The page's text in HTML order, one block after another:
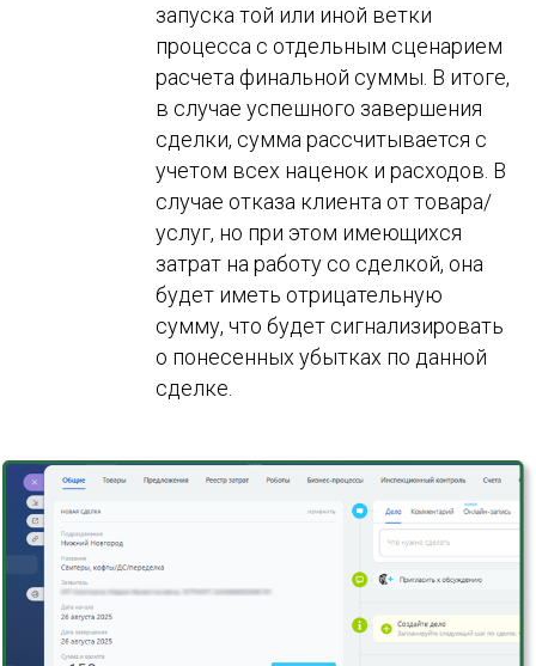
запуска той или иной ветки
процесса с отдельным сценарием
расчета финальной суммы. В итоге,
в случае успешного завершения
сделки, сумма рассчитывается с
учетом всех наценок и расходов. В
случае отказа клиента от товара/
услуг, но при этом имеющихся
затрат на работу со сделкой, она
будет иметь отрицательную
сумму, что будет сигнализировать
о понесенных убытках по данной
сделке.